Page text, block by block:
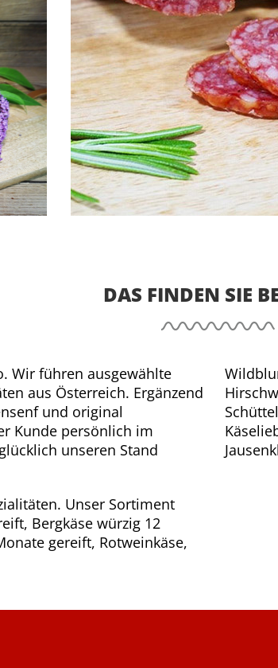
DAS FINDEN SIE
Wir führen ausgewählte
aus Österreich. Ergänzend
und original
Kunde persönlich im
unseren Stand
Unser Sortiment
Bergkäse würzig 12
gereift, Rotweinkäse,